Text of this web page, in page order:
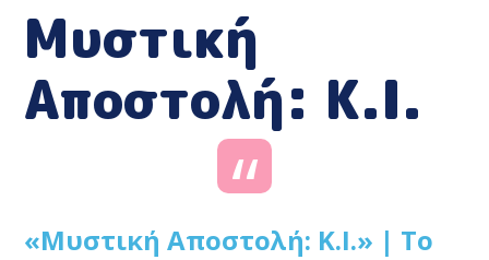
Mυστική
Αποστολή: Κ.Ι.
«Μυστική Αποστολή: Κ.Ι.» | To